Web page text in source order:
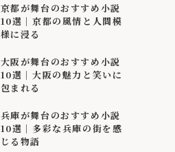
京都が舞台のおすすめ小説
10選｜京都の風情と人間模
様に浸る
大阪が舞台のおすすめ小説
10選｜大阪の魅力と笑いに
包まれる
兵庫が舞台のおすすめ小説
10選｜多彩な兵庫の街を感
じる物語